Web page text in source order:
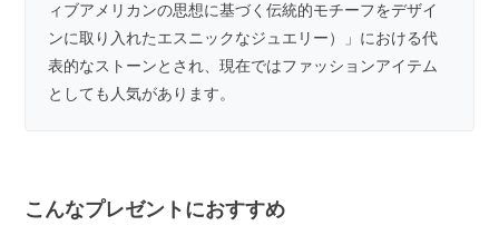
ィブアメリカンの思想に基づく伝統的モチーフをデザイ
ンに取り入れたエスニックなジュエリー）」における代
表的なストーンとされ、現在ではファッションアイテム
としても人気があります。
こんなプレゼントにおすすめ